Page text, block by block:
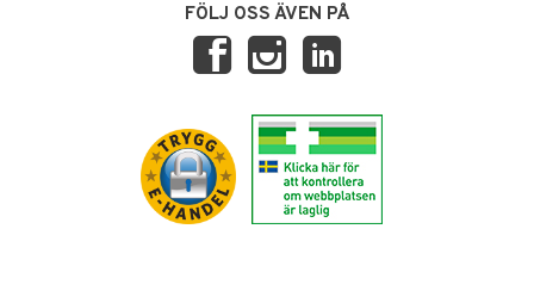
FÖLJ OSS ÄVEN PÅ